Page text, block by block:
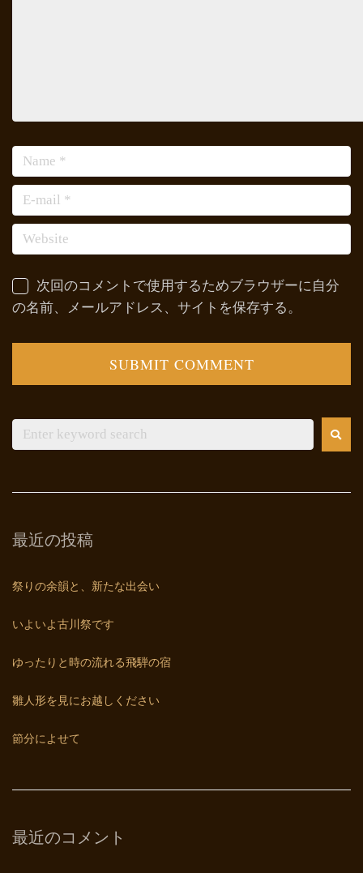
次回のコメントで使用するためブラウザーに自分
の名前、メールアドレス、サイトを保存する。
最近の投稿
祭りの余韻と、新たな出会い
いよいよ古川祭です
ゆったりと時の流れる飛騨の宿
雛人形を見にお越しください
節分によせて
最近のコメント